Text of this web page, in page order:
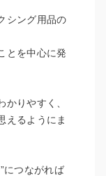
シング用品の
とを中心に発
りやすく、
えるようにま
につながれば